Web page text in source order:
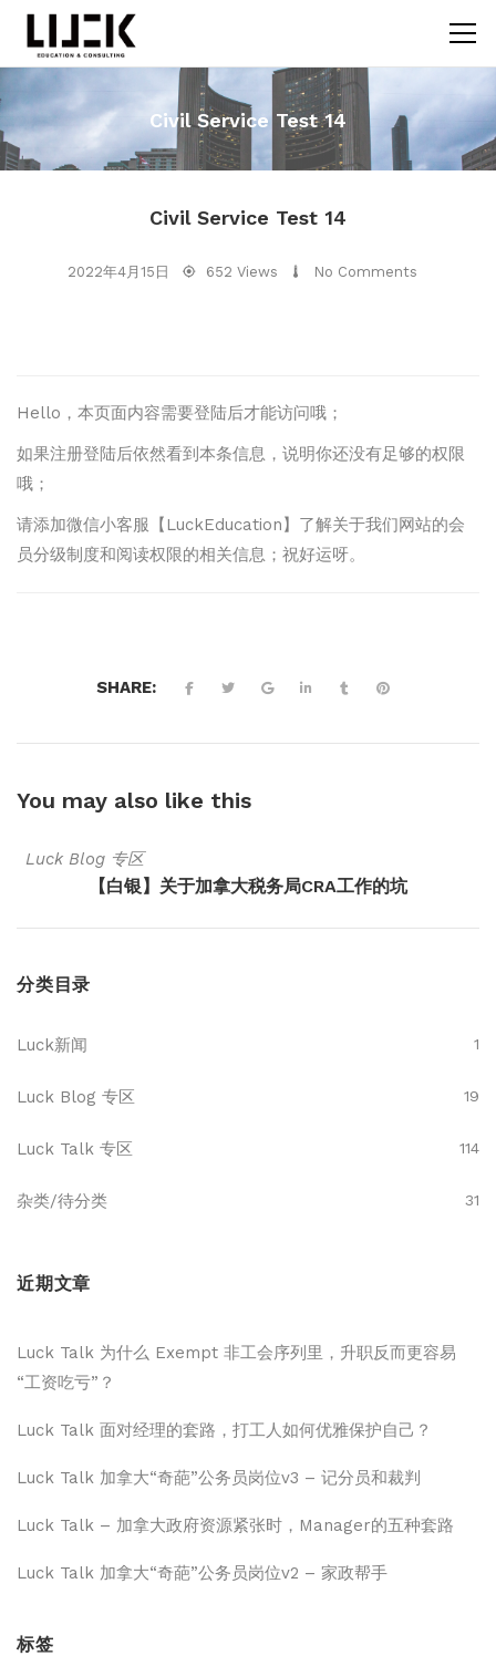
Civil Service Test 14
Civil Service Test 14
2022年4月15日 652 Views No Comments
Hello，本页面内容需要登陆后才能访问哦；
如果注册登陆后依然看到本条信息，说明你还没有足够的权限
哦；
请添加微信小客服【LuckEducation】了解关于我们网站的会
员分级制度和阅读权限的相关信息；祝好运呀。
SHARE:
You may also like this
Luck Blog 专区
【白银】关于加拿大税务局CRA工作的坑
分类目录
Luck新闻 1
Luck Blog 专区 19
Luck Talk 专区 114
杂类/待分类 31
近期文章
Luck Talk 为什么 Exempt 非工会序列里，升职反而更容易
“工资吃亏”？
Luck Talk 面对经理的套路，打工人如何优雅保护自己？
Luck Talk 加拿大“奇葩”公务员岗位v3 – 记分员和裁判
Luck Talk – 加拿大政府资源紧张时，Manager的五种套路
Luck Talk 加拿大“奇葩”公务员岗位v2 – 家政帮手
标签